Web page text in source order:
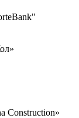
Construction»